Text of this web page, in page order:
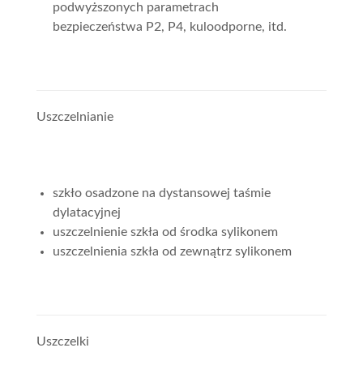
podwyższonych parametrach
bezpieczeństwa P2, P4, kuloodporne, itd.
Uszczelnianie
szkło osadzone na dystansowej taśmie
dylatacyjnej
uszczelnienie szkła od środka sylikonem
uszczelnienia szkła od zewnątrz sylikonem
Uszczelki